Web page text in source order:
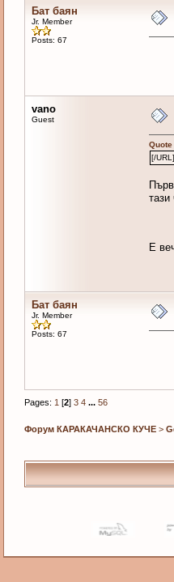
Бат баян
Jr. Member
Posts: 67
vano
Guest
[/
тази
Е
Бат баян
Jr. Member
Posts: 67
Pages: 1 [2] 3 4 ... 56
Форум КАРАКАЧАНСКО КУЧЕ>